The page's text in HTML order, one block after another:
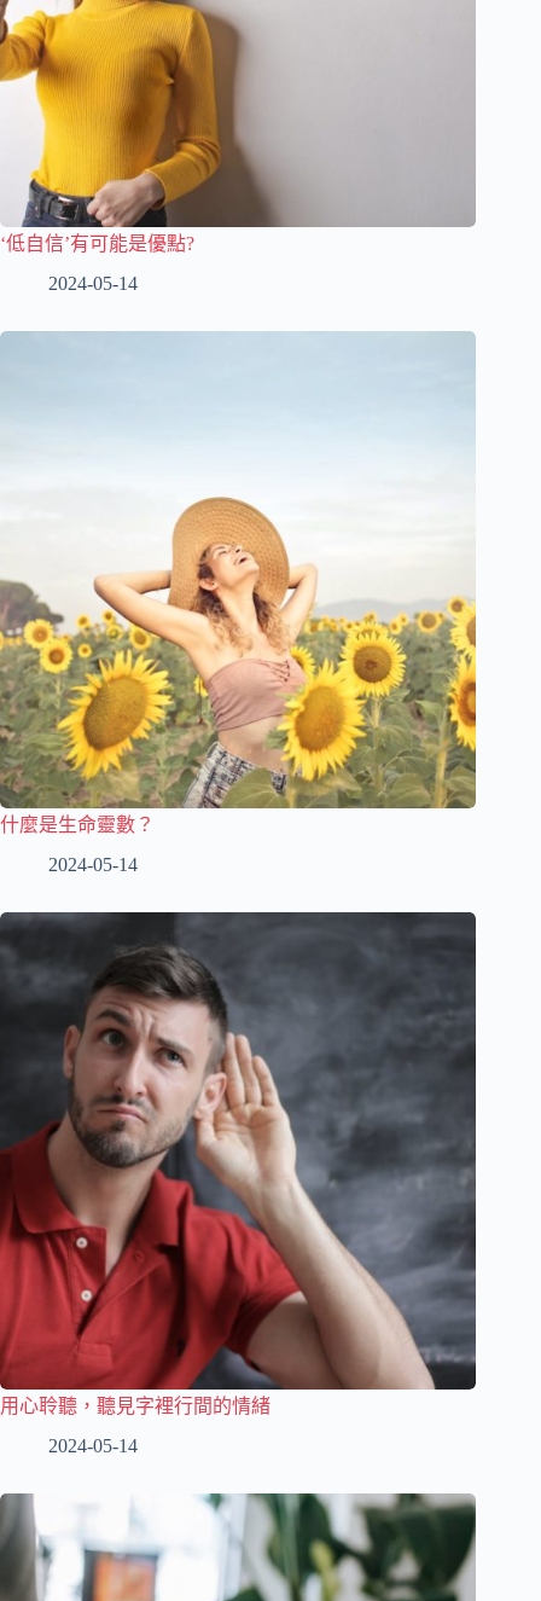
‘低自信’有可能是優點?
2024-05-14
什麼是生命靈數？
2024-05-14
用心聆聽，聽見字裡行間的情緒
2024-05-14